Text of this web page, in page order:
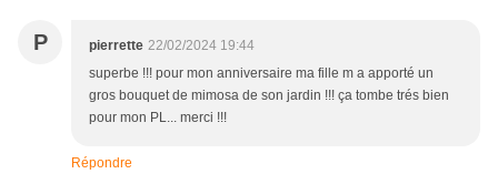
P pierrette 22/02/2024 19:44
superbe !!! pour mon anniversaire ma fille m a apporté un
gros bouquet de mimosa de son jardin !!! ça tombe trés bien
pour mon PL... merci !!!
Répondre